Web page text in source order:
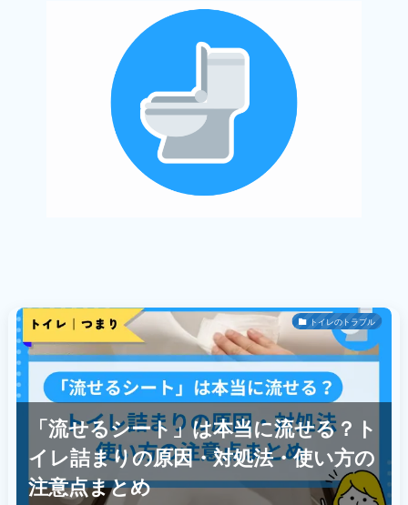
トイレのトラブル
「流せるシート」は本当に流せる？ト
イレ詰まりの原因・対処法・使い方の
注意点まとめ